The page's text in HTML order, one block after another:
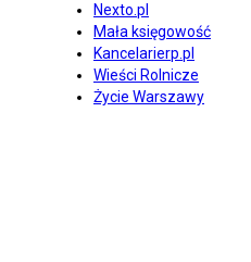
Nexto.pl
Mała księgowość
Kancelarierp.pl
Wieści Rolnicze
Życie Warszawy